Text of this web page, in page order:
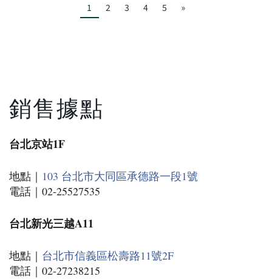
1 2 3 4 5 »
銷售據點
台北京站1F
地點｜ 103 台北市大同區承德路一段1號
電話｜02-25527535
台北新光三越A11
地點｜ 台北市信義區松壽路11號2F
電話｜02-27238215